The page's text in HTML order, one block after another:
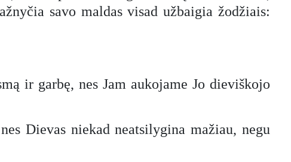
savo maldas visad užbaigia žodžiais:
ir garbę, nes Jam aukojame Jo dieviškojo
Dievas niekad neatsilygina mažiau, negu